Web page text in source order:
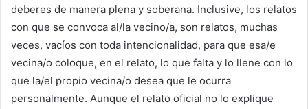
deberes de manera plena y soberana. Inclusive, los relatos
con que se convoca al/la vecino/a, son relatos, muchas
veces, vacíos con toda intencionalidad, para que esa/e
vecina/o coloque, en el relato, lo que falta y lo llene con lo
que la/el propio vecina/o desea que le ocurra
personalmente. Aunque el relato oficial no lo explique